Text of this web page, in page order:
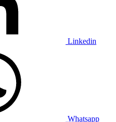
Linkedin
Whatsapp